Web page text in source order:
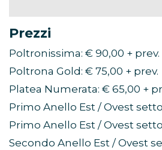
Prezzi
Poltronissima: € 90,00 + prev.
Poltrona Gold: € 75,00 + prev.
Platea Numerata: € 65,00 +
Primo Anello Est / Ovest
Primo Anello Est / Ovest
Secondo Anello Est / Ovest